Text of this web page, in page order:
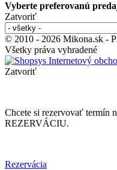
Vyberte preferovanú
Zatvoriť
© 2010 - 2026 Mikona.sk -
Všetky práva vyhradené
Zatvoriť
Chcete si rezervovať termín
REZERVÁCIU.
Rezervácia